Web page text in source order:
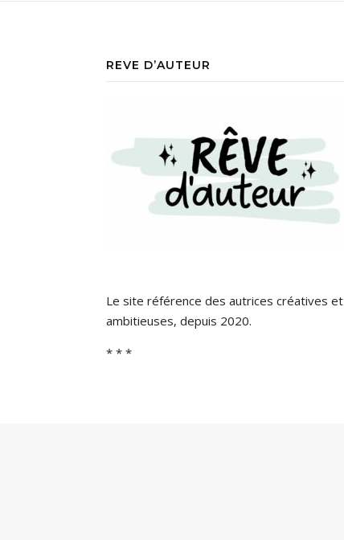
REVE D’AUTEUR
Le site référence des autrices créatives et
ambitieuses, depuis 2020.
* * *